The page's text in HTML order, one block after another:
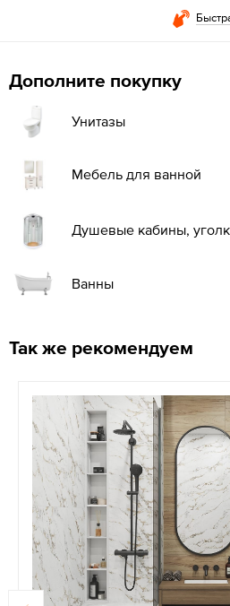
Дополните покупку
Унитазы
Мебель для ванной
Душевые кабины,
Ванны
Так же рекомендуем